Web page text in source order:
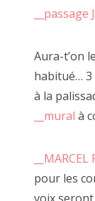
__passage
Aura-t’on
habitué…
à la
__mural à
__MARCEL
pour les
Loin de me